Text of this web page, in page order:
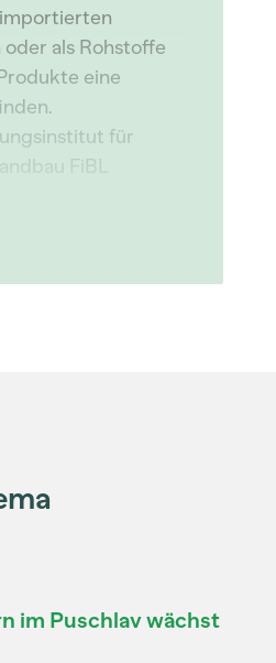
als Rohstoffe
eine
für
FiBL
im Puschlav wächst